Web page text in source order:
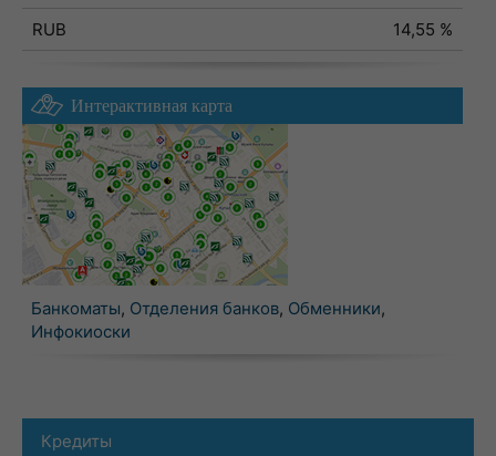
RUB
14,55 %
Интерактивная карта
Банкоматы, Отделения банков, Обменники,
Инфокиоски
Кредиты